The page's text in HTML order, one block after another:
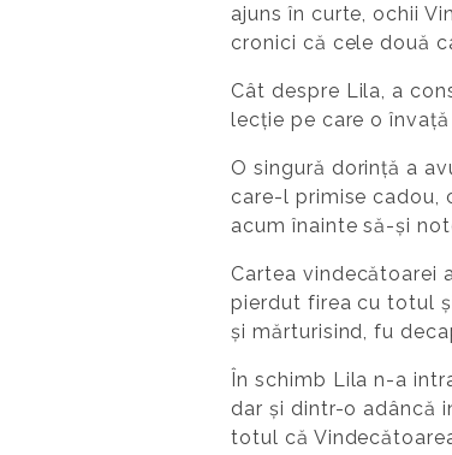
ajuns în curte, ochii
cronici că cele două
Cât despre Lila, a
lecție pe care o
O singură dorință a
care-l primise cadou,
acum înainte să-și
Cartea vindecătoarei
pierdut firea cu totul
și mărturisind, fu
În schimb Lila n-a
dar și dintr-o adâncă
totul că